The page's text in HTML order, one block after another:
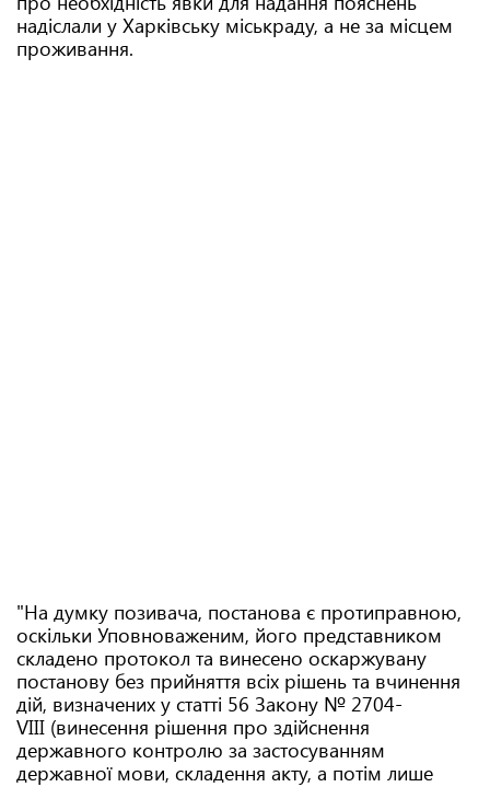
надіслали у Харківську міськраду, а не за місцем
проживання.
"На думку позивача, постанова є протиправною,
оскільки Уповноваженим, його представником
складено протокол та винесено оскаржувану
постанову без прийняття всіх рішень та вчинення
дій, визначених у статті 56 Закону № 2704-
VIII (винесення рішення про здійснення
державного контролю за застосуванням
державної мови, складення акту, а потім лише